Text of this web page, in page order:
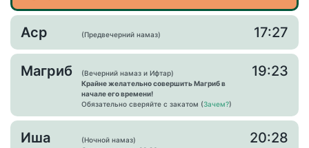
Аср (Предвечерний намаз) 17:27
Магриб
(Вечерний намаз и Ифтар)
Крайне желательно совершить Магриб в
начале его времени!
Обязательно сверяйте с закатом (Зачем?)
19:23
Иша
(Ночной намаз)
20:28